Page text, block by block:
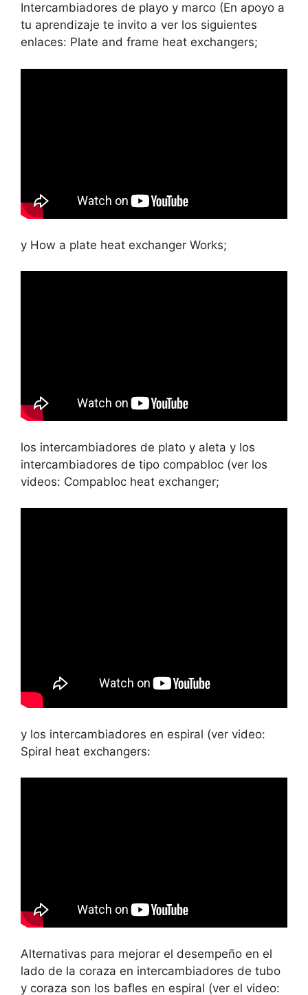
Intercambiadores de playo y marco (En apoyo a
tu aprendizaje te invito a ver los siguientes
enlaces: Plate and frame heat exchangers;
y How a plate heat exchanger Works;
los intercambiadores de plato y aleta y los
intercambiadores de tipo compabloc (ver los
videos: Compabloc heat exchanger;
y los intercambiadores en espiral (ver video:
Spiral heat exchangers:
Alternativas para mejorar el desempeño en el
lado de la coraza en intercambiadores de tubo
y coraza son los bafles en espiral (ver el video: